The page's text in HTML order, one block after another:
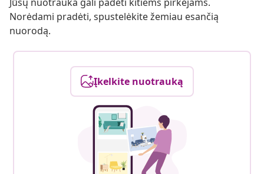
Norėdami pradėti, spustelėkite žemiau esančią
nuorodą.
Įkelkite nuotrauką